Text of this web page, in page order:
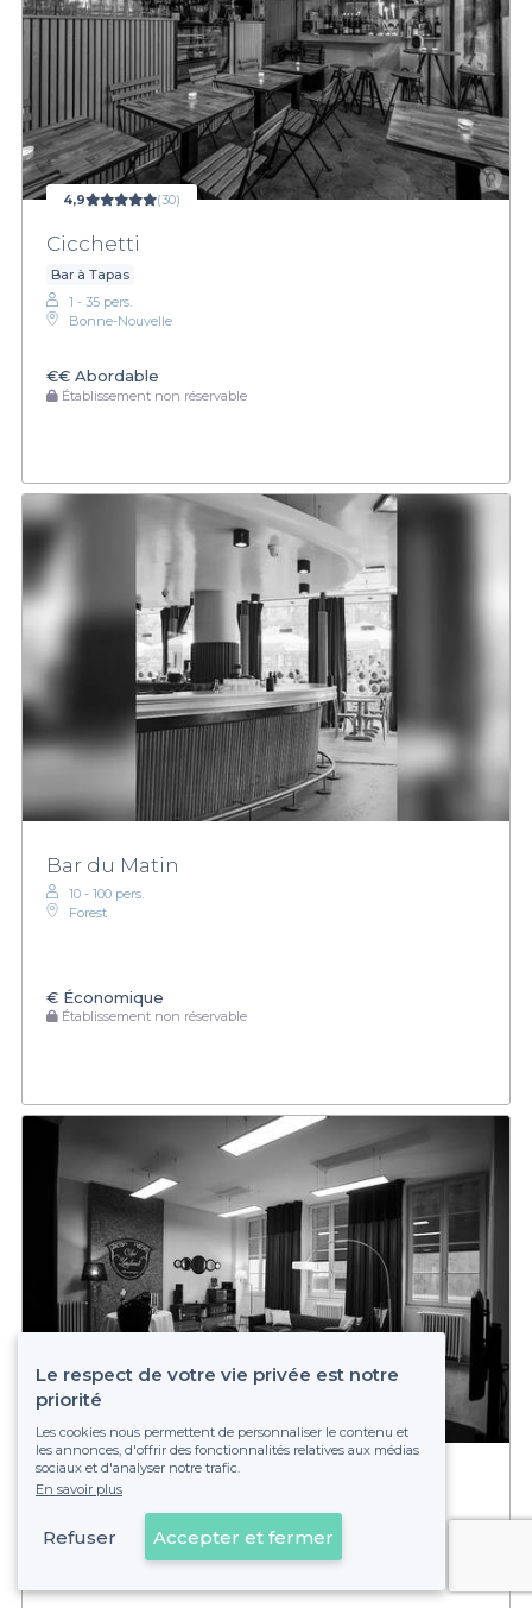
4,9 (30)
Cicchetti
Bar à Tapas
1 - 35 pers.
Bonne-Nouvelle
€€ Abordable
Établissement non réservable
Bar du Matin
10 - 100 pers.
Forest
€ Économique
Établissement non réservable
Chai Lombardi
Bellecour
Voir sur la carte
Le respect de votre vie privée est notre
priorité
Les cookies nous permettent de personnaliser le contenu et
les annonces, d'offrir des fonctionnalités relatives aux médias
sociaux et d'analyser notre trafic.
En savoir plus
Refuser Accepter et fermer